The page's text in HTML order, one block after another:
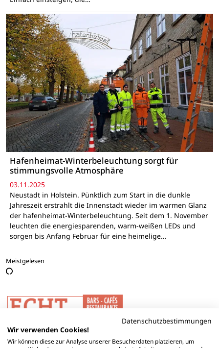
Hafenheimat-Winterbeleuchtung sorgt für
stimmungsvolle Atmosphäre
03.11.2025
Neustadt in Holstein. Pünktlich zum Start in die dunkle
Jahreszeit erstrahlt die Innenstadt wieder im warmen Glanz
der hafenheimat-Winterbeleuchtung. Seit dem 1. November
leuchten die energiesparenden, warm-weißen LEDs und
sorgen bis Anfang Februar für eine heimelige…
Meistgelesen
Datenschutzbestimmungen
Wir verwenden Cookies!
Wir können diese zur Analyse unserer Besucherdaten platzieren, um